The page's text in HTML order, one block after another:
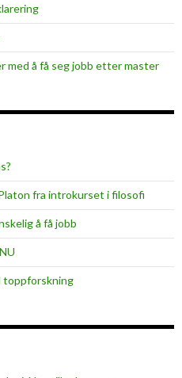
med å få seg jobb etter master
fra introkurset i filosofi
å få jobb
toppforskning